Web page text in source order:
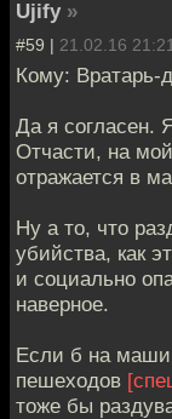
Ujify »
#59 | 21.02.16 21:21
Кому: Вратарь-
Да я согласен.
Отчасти, на
отражается в
Ну а то, что
убийства, как
и социально
наверное.
Если б на
пешеходов
тоже бы